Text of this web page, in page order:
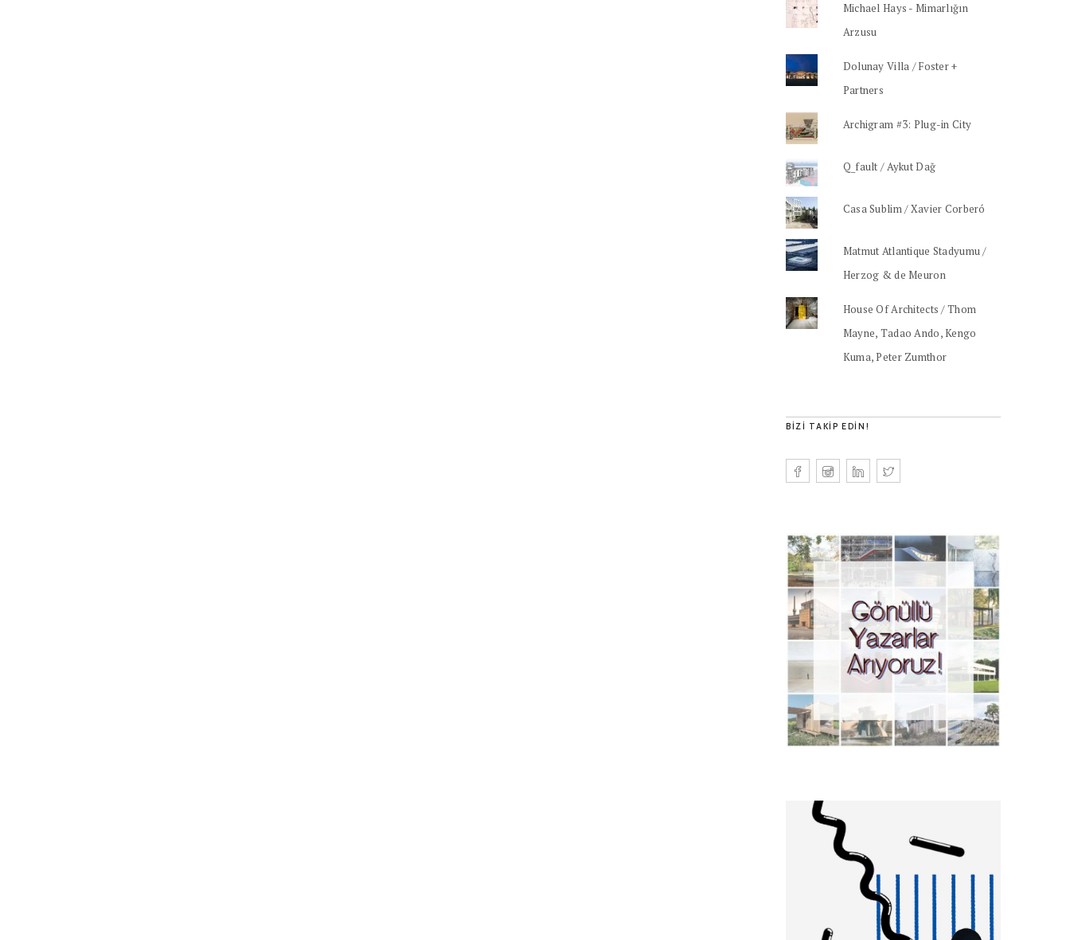
Michael Hays - Mimarlığın
Arzusu
Dolunay Villa / Foster +
Partners
Archigram #3: Plug-in City
Q_fault / Aykut Dağ
Casa Sublim / Xavier Corberó
Matmut Atlantique Stadyumu /
Herzog & de Meuron
House Of Architects / Thom
Mayne, Tadao Ando, Kengo
Kuma, Peter Zumthor
BIZI TAKIP EDIN!